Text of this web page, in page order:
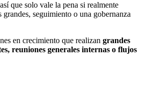
que solo vale la pena si realmente
grandes, seguimiento o una gobernanza
en crecimiento que realizan grandes
reuniones generales internas o flujos